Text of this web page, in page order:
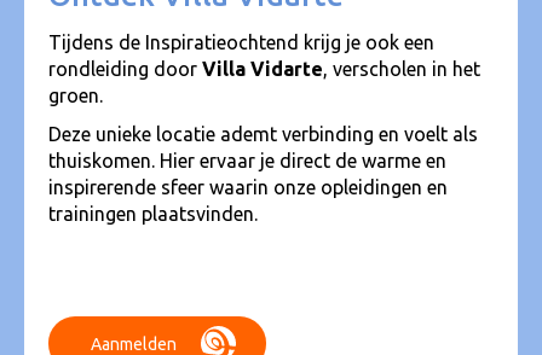
Tijdens de Inspiratieochtend krijg je ook een
rondleiding door Villa Vidarte, verscholen in het
groen.
Deze unieke locatie ademt verbinding en voelt als
thuiskomen. Hier ervaar je direct de warme en
inspirerende sfeer waarin onze opleidingen en
trainingen plaatsvinden.
Aanmelden